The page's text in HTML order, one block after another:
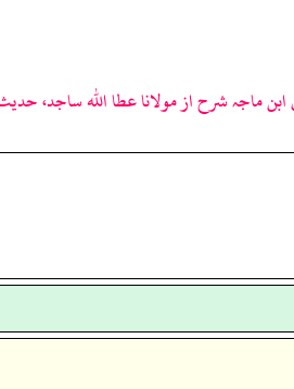
ماجہ شرح از مولانا عطا الله ساجد، حدیث/